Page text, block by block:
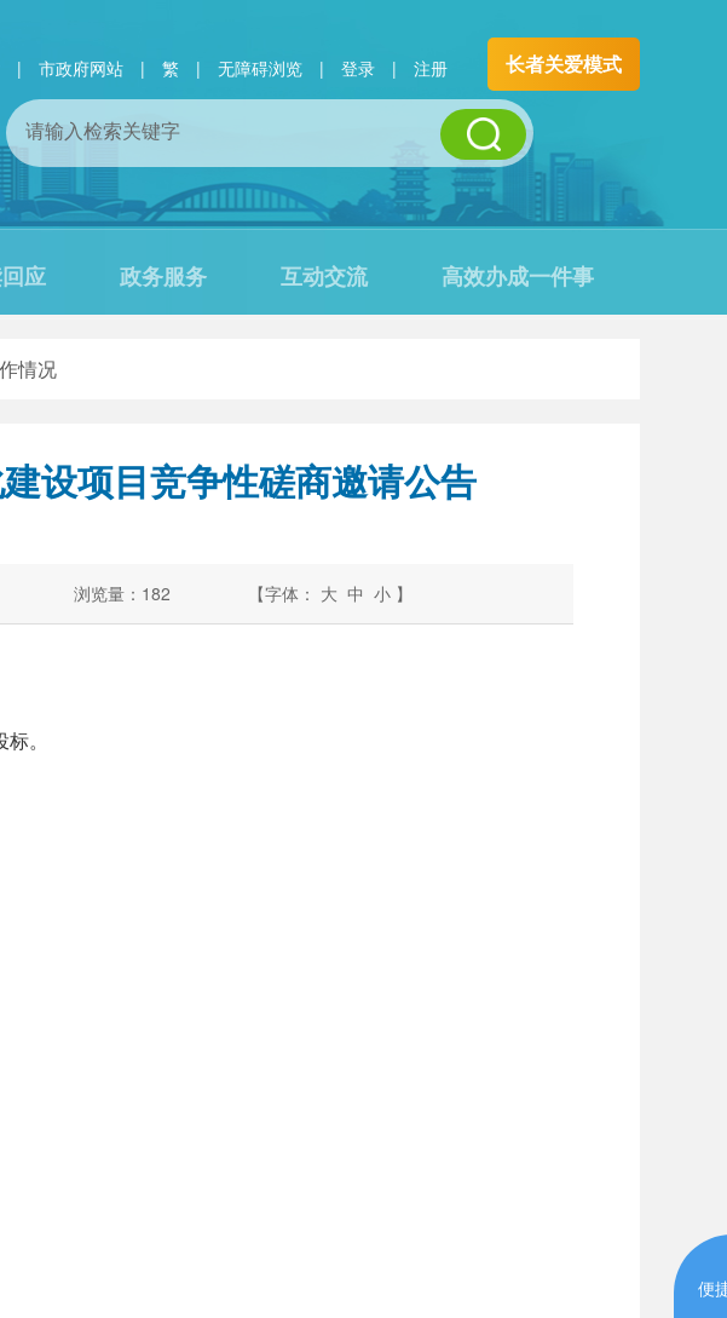
| 市政府网站 | 繁 | 无障碍浏览 | 登录 | 注册 长者关爱模式
应 政务服务 互动交流 高效办成一件事
情况
设项目竞争性磋商邀请公告
浏览量： 182 【字体： 大 中 小 】
。
便